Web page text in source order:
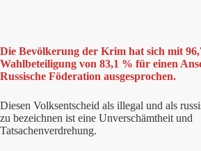
Die Bevölkerung der Krim hat sich mit
Wahlbeteiligung von 83,1 % für einen
Russische Föderation ausgesprochen.
Diesen Volksentscheid als illegal und als
zu bezeichnen ist eine Unverschämtheit und
Tatsachenverdrehung.